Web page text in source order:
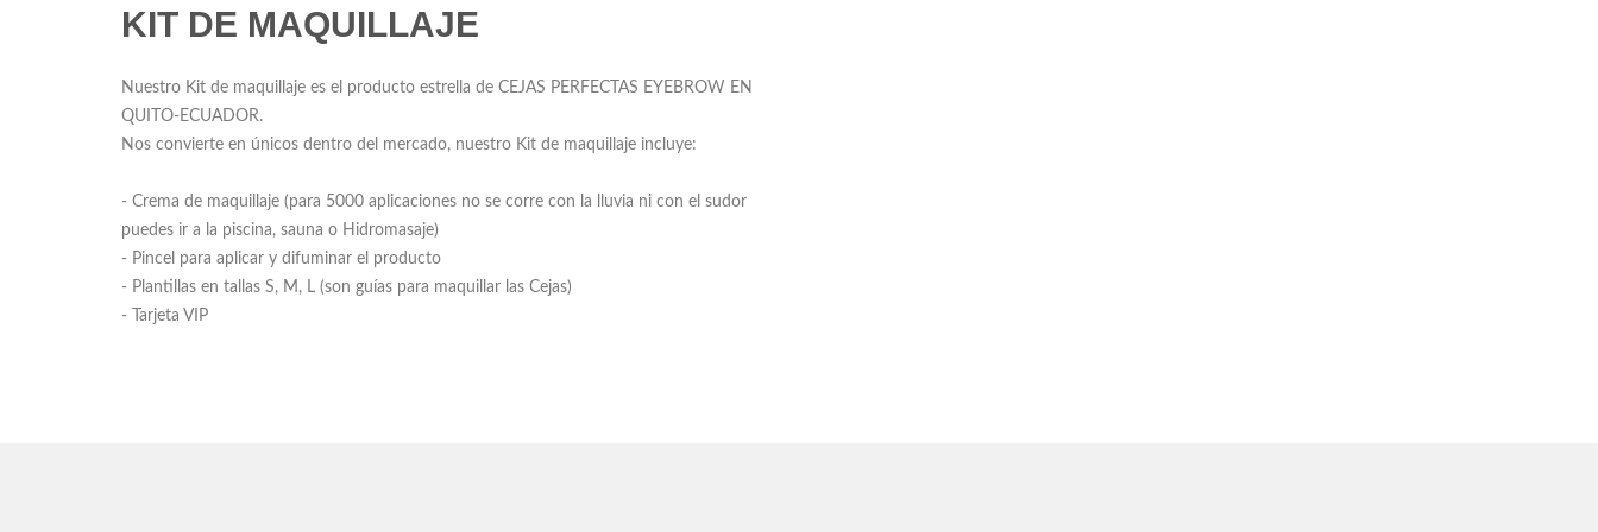
KIT DE MAQUILLAJE
Nuestro Kit de maquillaje es el producto estrella de CEJAS PERFECTAS EYEBROW EN
QUITO-ECUADOR.
Nos convierte en únicos dentro del mercado, nuestro Kit de maquillaje incluye:
- Crema de maquillaje (para 5000 aplicaciones no se corre con la lluvia ni con el sudor
puedes ir a la piscina, sauna o Hidromasaje)
- Pincel para aplicar y difuminar el producto
- Plantillas en tallas S, M, L (son guías para maquillar las Cejas)
- Tarjeta VIP